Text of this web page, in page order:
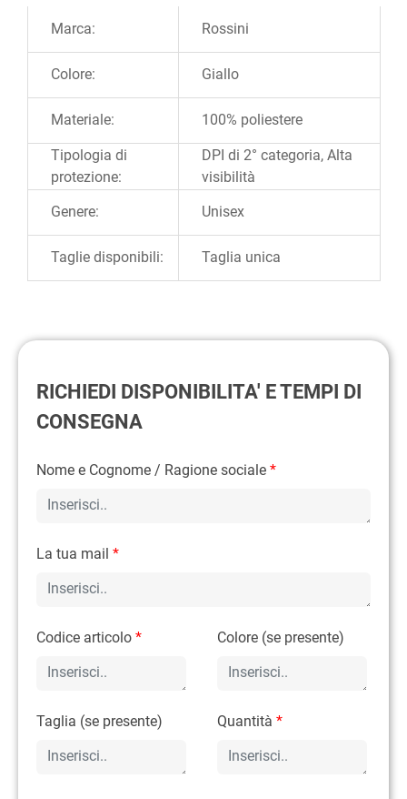
Marca: Rossini
Colore: Giallo
Materiale: 100% poliestere
Tipologia di
protezione:
DPI di 2° categoria, Alta
visibilità
Genere:
Unisex
Taglie disponibili: Taglia unica
RICHIEDI DISPONIBILITA' E TEMPI DI
CONSEGNA
Nome e Cognome / Ragione sociale *
La tua mail *
Codice articolo * Colore (se presente)
Taglia (se presente) Quantità*